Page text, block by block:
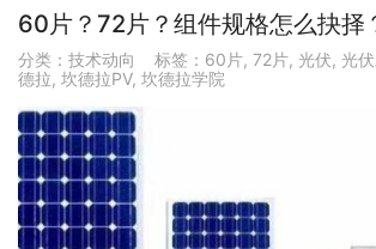
60片？72片？组件规格怎么抉择
分类： 技术动向 标签： 60片, 72片, 光伏, 光
德拉, 坎德拉PV, 坎德拉学院